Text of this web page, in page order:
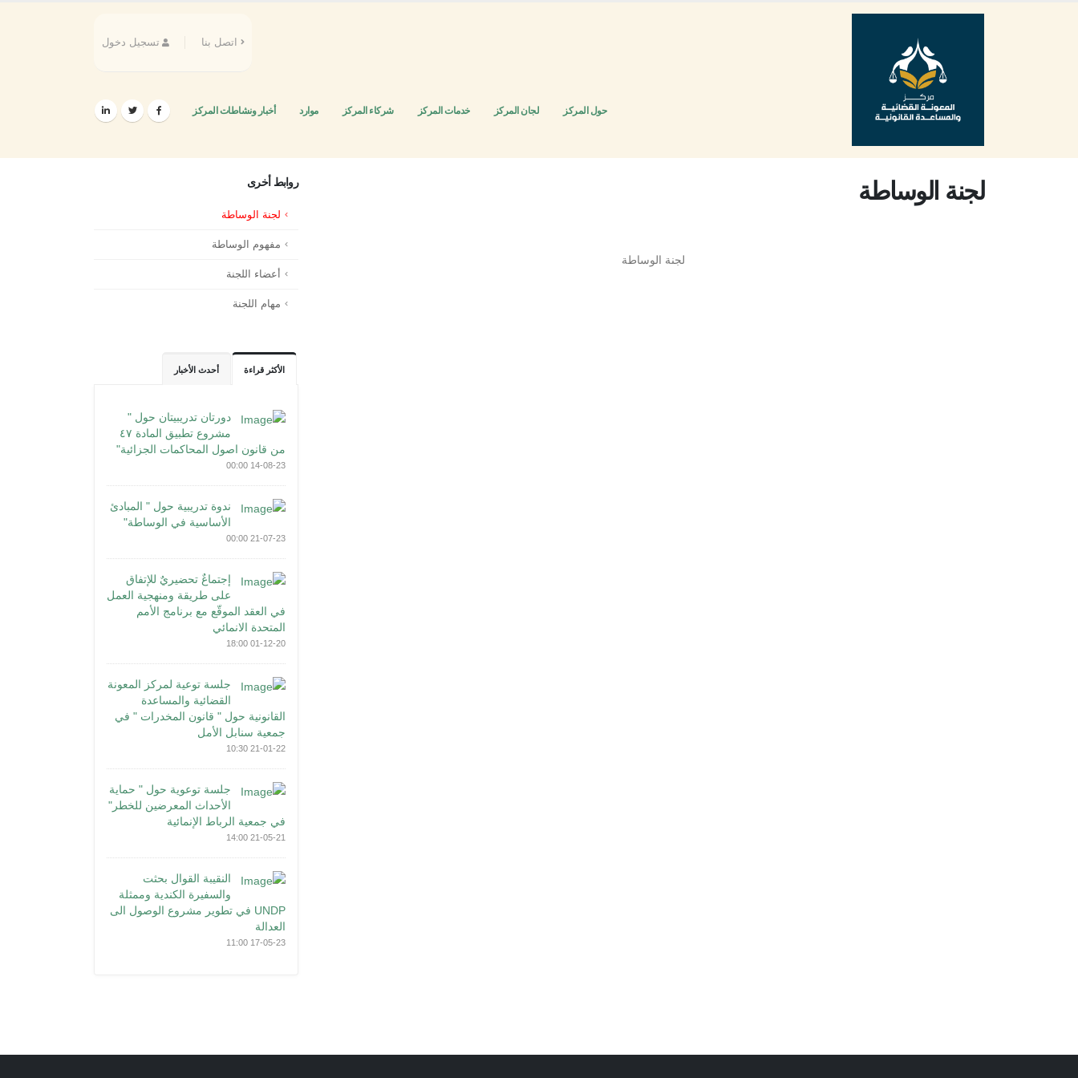
اتصل بنا تسجيل دخول
حول المركز لجان المركز خدمات المركز شركاء المركز موارد أخبار ونشاطات المركز
لجنة الوساطة
لجنة الوساطة
روابط أخرى
لجنة الوساطة
مفهوم الوساطة
أعضاء اللجنة
مهام اللجنة
الأكثر قراءة أحدث الأخبار
دورتان تدريبيتان حول "
مشروع تطبيق المادة ٤٧
من قانون اصول المحاكمات الجزائية"
14-08-23 00:00
ندوة تدريبية حول " المبادئ
الأساسية في الوساطة"
21-07-23 00:00
إجتماعٌ تحضيريٌ للإتفاق
على طريقة ومنهجية العمل
في العقد الموقّع مع برنامج الأمم
المتحدة الانمائي
01-12-20 18:00
جلسة توعية لمركز المعونة
القضائية والمساعدة
القانونية حول " قانون المخدرات " في
جمعية سنابل الأمل
21-01-22 10:30
جلسة توعوية حول " حماية
الأحداث المعرضين للخطر"
في جمعية الرباط الإنمائية
21-05-21 14:00
النقيبة القوال بحثت
والسفيرة الكندية وممثلة
UNDP في تطوير مشروع الوصول الى
العدالة
17-05-23 11:00